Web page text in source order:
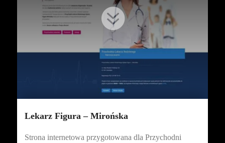

Lekarz Figura – Mirońska
Strona internetowa przygotowana dla Przychodni